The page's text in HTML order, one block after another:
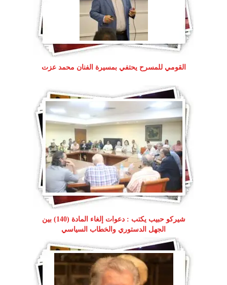
القومي للمسرح يحتفي بمسيرة الفنان محمد عزت
شيركو حبيب يكتب : دعوات إلغاء المادة (140) بين
الجهل الدستوري والخطاب السياسي